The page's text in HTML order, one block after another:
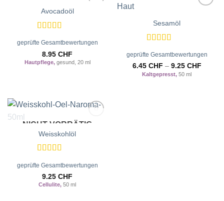
Avocadoöl
mit5von 5
geprüfte Gesamtbewertungen
8.95 CHF
Hautpflege, gesund, 20 ml
Wunschliste
hinzufügen
Sesamöl
mit5von 5
geprüfte Gesamtbewertungen
6.45 CHF – 9.25 CHF
Kaltgepresst, 50 ml
Zur
Wunschliste
hinzufügen
NICHT VORRÄTIG
Weisskohlöl
mit5von 5
geprüfte Gesamtbewertungen
9.25 CHF
Cellulite, 50 ml